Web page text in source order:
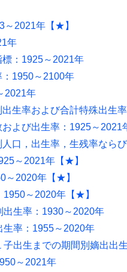
～2021年【★】
年
：1925～2021年
1950～2100年
2021年
生率および合計特殊出生
よび出生率：1925～2021
口，出生率，生残率なら
～2021年【★】
～2020年【★】
～2020年【★】
出生率：1930～2020年
生率：1955～2020年
出生までの期間別嫡出出
～2021年